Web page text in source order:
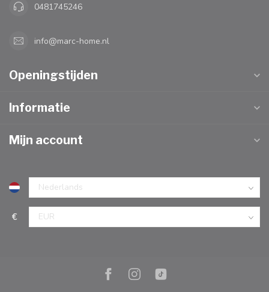
0481745246
info@marc-home.nl
Openingstijden
Informatie
Mijn account
€